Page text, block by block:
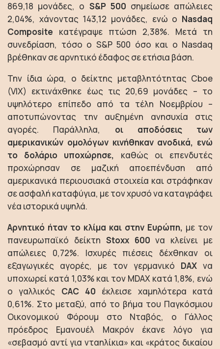
869,18 μονάδες, ο S&P 500 σημείωσε απώλειες
2,04%, χάνοντας 143,12 μονάδες, ενώ ο Nasdaq
Composite κατέγραψε πτώση 2,38%. Μετά τη
συνεδρίαση, τόσο ο S&P 500 όσο και ο Nasdaq
βρέθηκαν σε αρνητικό έδαφος σε ετήσια βάση.
Την ίδια ώρα, ο δείκτης μεταβλητότητας Cboe
(VIX) εκτινάχθηκε έως τις 20,69 μονάδες – το
υψηλότερο επίπεδο από τα τέλη Νοεμβρίου –
αποτυπώνοντας την αυξημένη ανησυχία στις
αγορές. Παράλληλα, οι αποδόσεις των
αμερικανικών ομολόγων κινήθηκαν ανοδικά, ενώ
το δολάριο υποχώρησε, καθώς οι επενδυτές
προχώρησαν σε μαζική αποεπένδυση από
αμερικανικά περιουσιακά στοιχεία και στράφηκαν
σε ασφαλή καταφύγια, με τον χρυσό να καταγράφει
νέα ιστορικά υψηλά.
Αρνητικό ήταν το κλίμα και στην Ευρώπη, με τον
πανευρωπαϊκό δείκτη Stoxx 600 να κλείνει με
απώλειες 0,72%. Ισχυρές πιέσεις δέχθηκαν οι
εξαγωγικές αγορές, με τον γερμανικό DAX να
υποχωρεί κατά 1,03% και τον MDAX κατά 1,8%, ενώ
ο γαλλικός CAC 40 έκλεισε χαμηλότερα κατά
0,61%. Στο μεταξύ, από το βήμα του Παγκόσμιου
Οικονομικού Φόρουμ στο Νταβός, ο Γάλλος
πρόεδρος Εμανουέλ Μακρόν έκανε λόγο για
«σεβασμό αντί για νταηλίκια» και «κράτος δικαίου